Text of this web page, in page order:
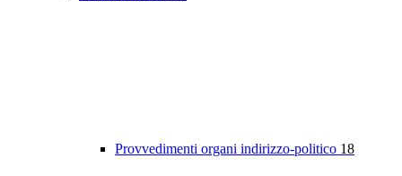
Provvedimenti organi indirizzo-politico 18